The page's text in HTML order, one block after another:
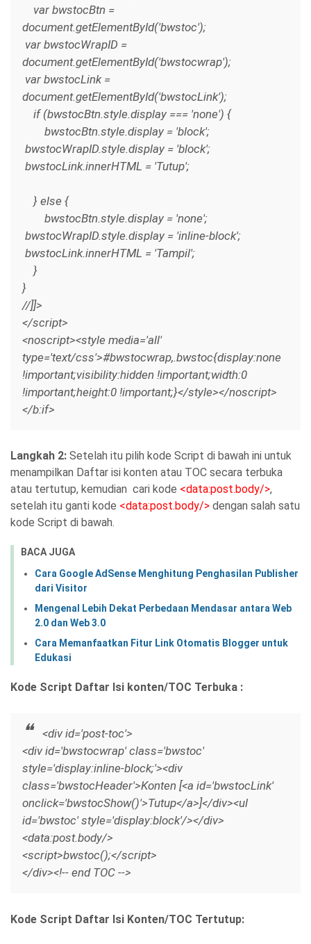
var bwstocBtn =
document.getElementById('bwstoc');
var bwstocWrapID =
document.getElementById('bwstocwrap');
var bwstocLink =
document.getElementById('bwstocLink');
if (bwstocBtn.style.display === 'none') {
bwstocBtn.style.display = 'block';
bwstocWrapID.style.display = 'block';
bwstocLink.innerHTML = 'Tutup';
} else {
bwstocBtn.style.display = 'none';
bwstocWrapID.style.display = 'inline-block';
bwstocLink.innerHTML = 'Tampil';
}
}
//]]>
</script>
<noscript><style media='all'
type='text/css'>#bwstocwrap,.bwstoc{display:none
!important;visibility:hidden !important;width:0
!important;height:0 !important;}</style></noscript>
</b:if>
Langkah 2: Setelah itu pilih kode Script di bawah ini untuk
menampilkan Daftar isi konten atau TOC secara terbuka
atau tertutup, kemudian cari kode <data:post.body/>,
setelah itu ganti kode <data:post.body/> dengan salah satu
kode Script di bawah.
BACA JUGA
Cara Google AdSense Menghitung Penghasilan Publisher
dari Visitor
Mengenal Lebih Dekat Perbedaan Mendasar antara Web
2.0 dan Web 3.0
Cara Memanfaatkan Fitur Link Otomatis Blogger untuk
Edukasi
Kode Script Daftar Isi konten/TOC Terbuka :
<div id='post-toc'>
<div id='bwstocwrap' class='bwstoc'
style='display:inline-block;'><div
class='bwstocHeader'>Konten [<a id='bwstocLink'
onclick='bwstocShow()'>Tutup</a>]</div><ul
id='bwstoc' style='display:block'/></div>
<data:post.body/>
<script>bwstoc();</script>
</div><!-- end TOC -->
Kode Script Daftar Isi Konten/TOC Tertutup: